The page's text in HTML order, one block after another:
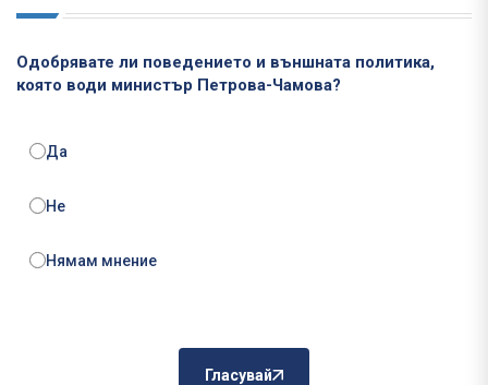
Одобрявате ли поведението и външната политика,
която води министър Петрова-Чамова?
Да
Не
Нямам мнение
Гласувай